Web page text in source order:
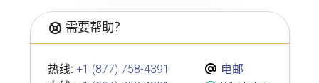
需要帮助？
热线: +1 (877) 758-4391
电邮